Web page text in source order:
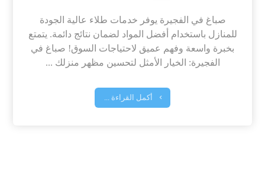
صباغ في الفجيرة يوفر خدمات طلاء عالية الجودة
للمنازل باستخدام أفضل المواد لضمان نتائج دائمة. يتمتع
بخبرة واسعة وفهم عميق لاحتياجات السوق! صباغ في
الفجيرة: الخيار الأمثل لتحسين مظهر منزلك ...
أكمل القراءة ...